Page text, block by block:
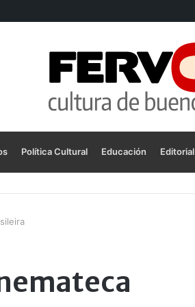
Política Cultural Educación Editorial